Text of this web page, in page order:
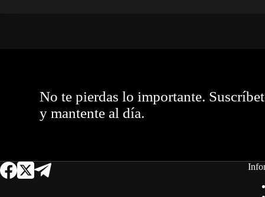
No te pierdas lo importante.
y mantente al día.